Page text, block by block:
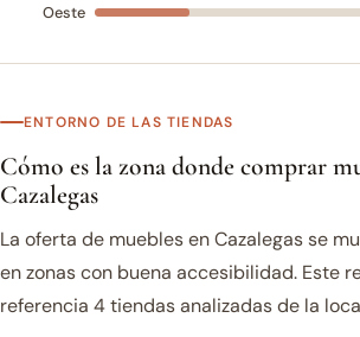
Oeste
ENTORNO DE LAS TIENDAS
Cómo es la zona donde comprar
Cazalegas
La oferta de muebles en Cazalegas se
en zonas con buena accesibilidad. Este
referencia 4 tiendas analizadas de la